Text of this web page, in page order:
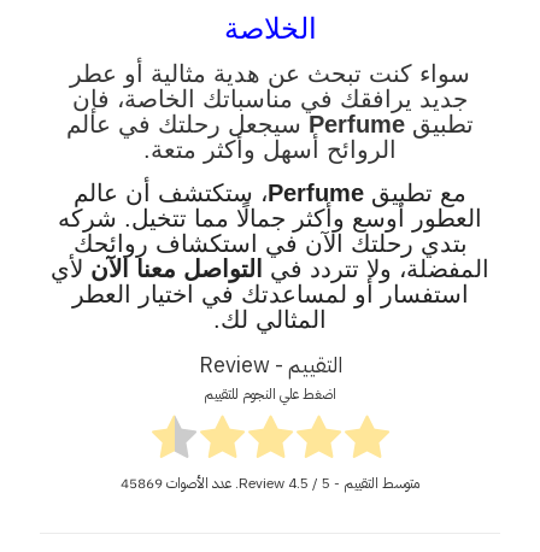
الخلاصة
سواء كنت تبحث عن هدية مثالية أو عطر
جديد يرافقك في مناسباتك الخاصة، فإن
تطبيق Perfume سيجعل رحلتك في عالم
الروائح أسهل وأكثر متعة.
مع تطبيق Perfume، ستكتشف أن عالم
العطور أوسع وأكثر جمالًا مما تتخيل. شركه
بتدي رحلتك الآن في استكشاف روائحك
المفضلة، ولا تتردد في
التواصل معنا الآن لأي
استفسار أو لمساعدتك في اختيار العطر
المثالي لك.
التقييم - Review
اضغط علي النجوم للتقييم
متوسط التقييم - Review 4.5 / 5. عدد الأصوات 45869